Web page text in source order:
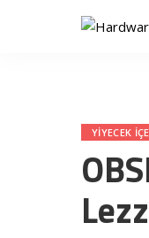
YIYECEK